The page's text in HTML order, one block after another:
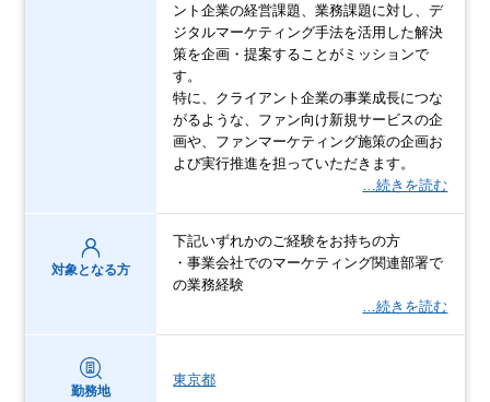
ント企業の経営課題、業務課題に対し、デ
ジタルマーケティング手法を活用した解決
策を企画・提案することがミッションで
す。
特に、クライアント企業の事業成長につな
がるような、ファン向け新規サービスの企
画や、ファンマーケティング施策の企画お
よび実行推進を担っていただきます。
…続きを読む
対象となる方
下記いずれかのご経験をお持ちの方
・事業会社でのマーケティング関連部署で
の業務経験
…続きを読む
勤務地
東京都